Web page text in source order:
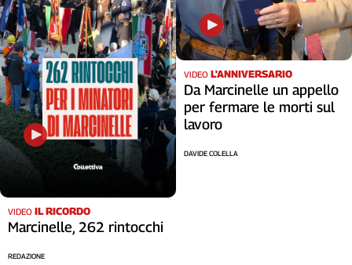
VIDEO IL RICORDO
Marcinelle, 262 rintocchi
REDAZIONE
VIDEO L'ANNIVERSARIO
Da Marcinelle un appello
per fermare le morti sul
lavoro
DAVIDE COLELLA